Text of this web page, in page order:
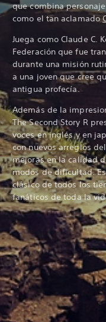
que combina
como el tan aclamado
Juega como Claude C.
Federación que fue
durante una misión
a una joven que cree
antigua profecía.
Además de la
The Second Story R
voces en inglés y en
con nuevos arreglos
mejoras en la calidad
modos de dificultad.
clásico de todos los
fanáticos de toda la